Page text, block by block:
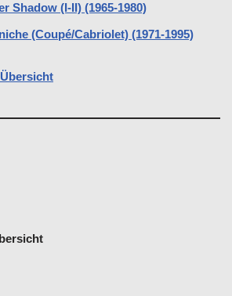
Shadow (I-II) (1965-1980)
(Coupé/Cabriolet) (1971-1995)